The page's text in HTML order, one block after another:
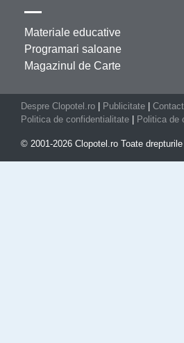
Materiale educative
Programari saloane
Magazinul de Carte
Despre Clopotel.ro Publicitate Contact
Politica de confidentialitate
Politica de
© 2001-2026 Clopotel.ro Toate